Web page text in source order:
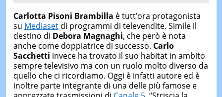
Carlotta Pisoni Brambilla è tutt’ora protagonista
su Mediasetdi programmi di televendite. Simile il
destino di Debora Magnaghi, che però è nota
anche come doppiatrice di successo. Carlo
Sacchetti invece ha trovato il suo habitat in ambito
sempre televisivo ma con un ruolo molto diverso da
quello che ci ricordiamo. Oggi è infatti autore ed è
inoltre parte integrante di una delle più famose e